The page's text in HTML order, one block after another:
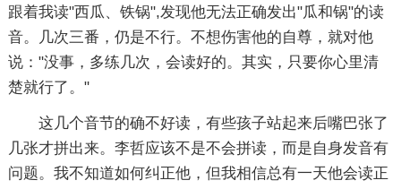
跟着我读"西瓜、铁锅",发现他无法正确发出"瓜和锅"的读
音。几次三番，仍是不行。不想伤害他的自尊，就对他
说："没事，多练几次，会读好的。其实，只要你心里清
楚就行了。"
这几个音节的确不好读，有些孩子站起来后嘴巴张了
几张才拼出来。李哲应该不是不会拼读，而是自身发音有
问题。我不知道如何纠正他，但我相信总有一天他会读正